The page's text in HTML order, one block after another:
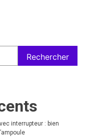
Rechercher
interrupteur : bien